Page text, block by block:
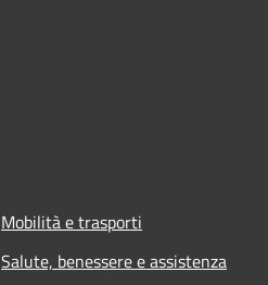
Mobilità e trasporti
Salute, benessere e assistenza